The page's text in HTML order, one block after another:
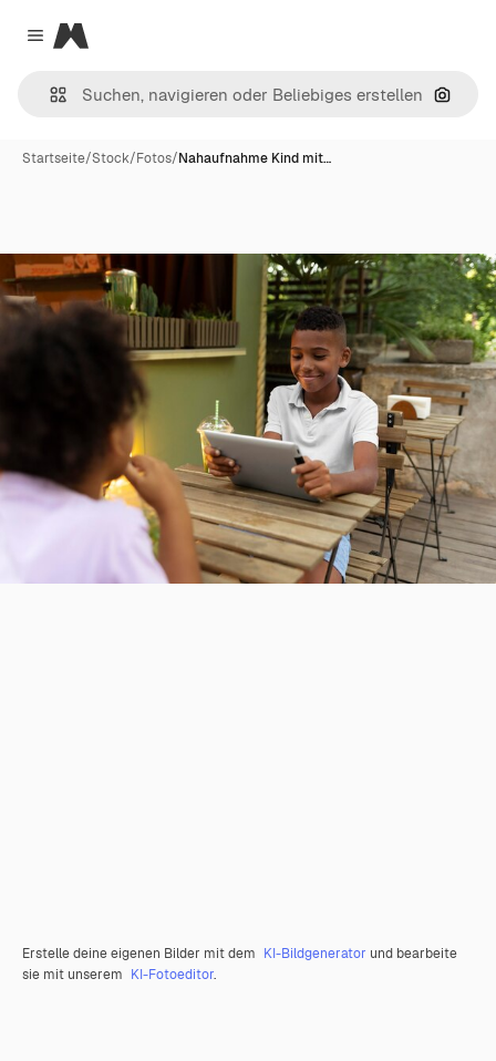
Close menu
Magnific
Nach
Startseite/Stock/Fotos/Nahaufnahme Kind mit…
Erstelle deine eigenen Bilder mit dem KI-Bildgenerator und bearbeite
sie mit unserem KI-Fotoeditor.